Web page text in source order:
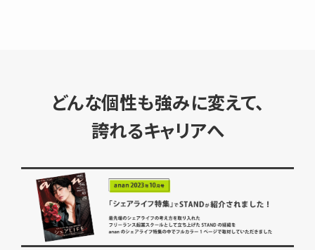
どんな個性も強みに変えて、
誇れるキャリアへ